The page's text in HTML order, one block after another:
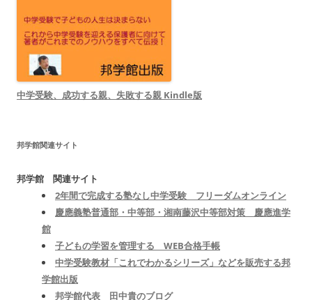
中学受験、成功する親、失敗する親 Kindle版
邦学館関連サイト
邦学館 関連サイト
2年間で完成する塾なし中学受験 フリーダムオンライン
慶應義塾普通部・中等部・湘南藤沢中等部対策 慶應進学
館
子どもの学習を管理する WEB合格手帳
中学受験教材「これでわかるシリーズ」などを販売する邦
学館出版
邦学館代表 田中貴のブログ